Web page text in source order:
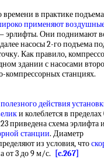
в практике подъема
применяют
эрлифты. Они поднимают
насосы 2-го подъема
Как правило,
здании с насосами
компрессорных станциях.
действия
и колеблется в пределах
приведена схема эрлифта и
станции. Диаметр
из условия, что
от 3 до 9 м/с. [c.267]